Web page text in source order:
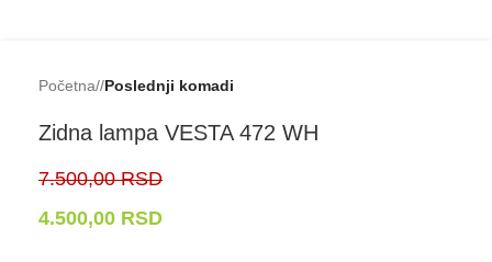
Početna/ Poslednji komadi
Zidna lampa VESTA 472 WH
7.500,00RSD
4.500,00 RSD